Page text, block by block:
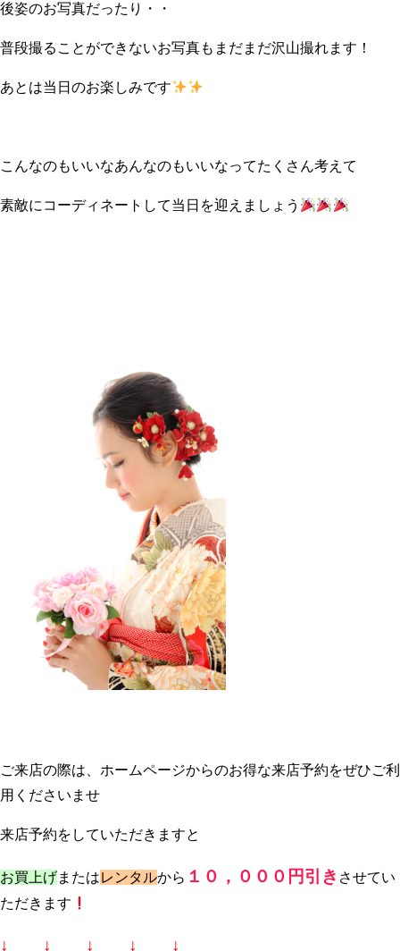
後姿のお写真だったり・・
普段撮ることができないお写真もまだまだ沢山撮れます！
あとは当日のお楽しみです
こんなのもいいなあんなのもいいなってたくさん考えて
素敵にコーディネートして当日を迎えましょう
ご来店の際は、ホームページからのお得な来店予約をぜひご利
用くださいませ
来店予約をしていただきますと
お買上げまたはレンタルから １０，０００円引き させてい
ただきます
↓ ↓ ↓ ↓ ↓